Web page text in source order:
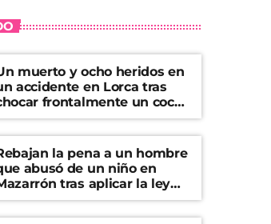
muerto y ocho heridos en
accidente en Lorca tras
frontalmente un coche
una furgoneta
la pena a un hombre
abusó de un niño en
tras aplicar la ley
‘solo sí es sí’